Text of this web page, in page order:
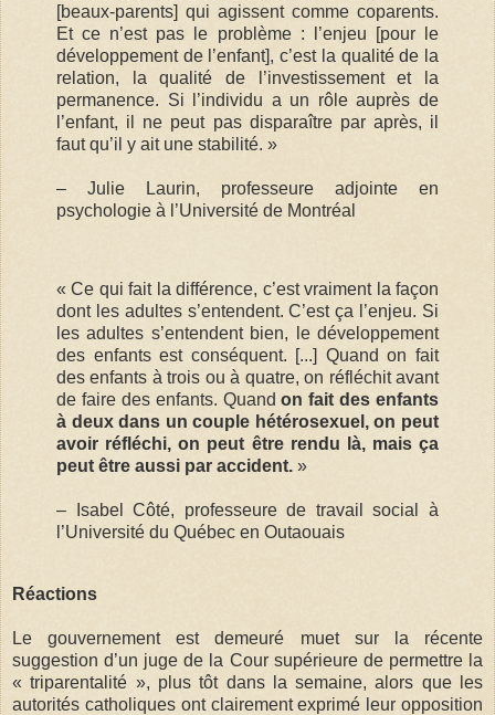
[beaux-parents] qui agissent comme coparents.
Et ce n’est pas le problème : l’enjeu [pour le
développement de l’enfant], c’est la qualité de la
relation, la qualité de l’investissement et la
permanence. Si l’individu a un rôle auprès de
l’enfant, il ne peut pas disparaître par après, il
faut qu’il y ait une stabilité. »
– Julie Laurin, professeure adjointe en
psychologie à l’Université de Montréal
« Ce qui fait la différence, c’est vraiment la façon
dont les adultes s’entendent. C’est ça l’enjeu. Si
les adultes s’entendent bien, le développement
des enfants est conséquent. [...] Quand on fait
des enfants à trois ou à quatre, on réfléchit avant
de faire des enfants. Quandon fait des enfants
à deux dans un couple hétérosexuel, on peut
avoir réfléchi, on peut être rendu là, mais ça
peut être aussi par accident. »
– Isabel Côté, professeure de travail social à
l’Université du Québec en Outaouais
Réactions
Le gouvernement est demeuré muet sur la récente
suggestion d’un juge de la Cour supérieure de permettre la
« triparentalité », plus tôt dans la semaine, alors que les
autorités catholiques ont clairement exprimé leur opposition